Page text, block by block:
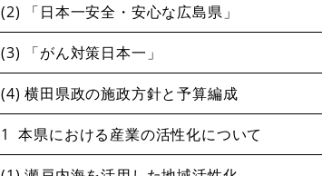
(2) 「日本一安全・安心な広島県」
(3) 「がん対策日本一」
(4) 横田県政の施政方針と予算編成
1 本県における産業の活性化について